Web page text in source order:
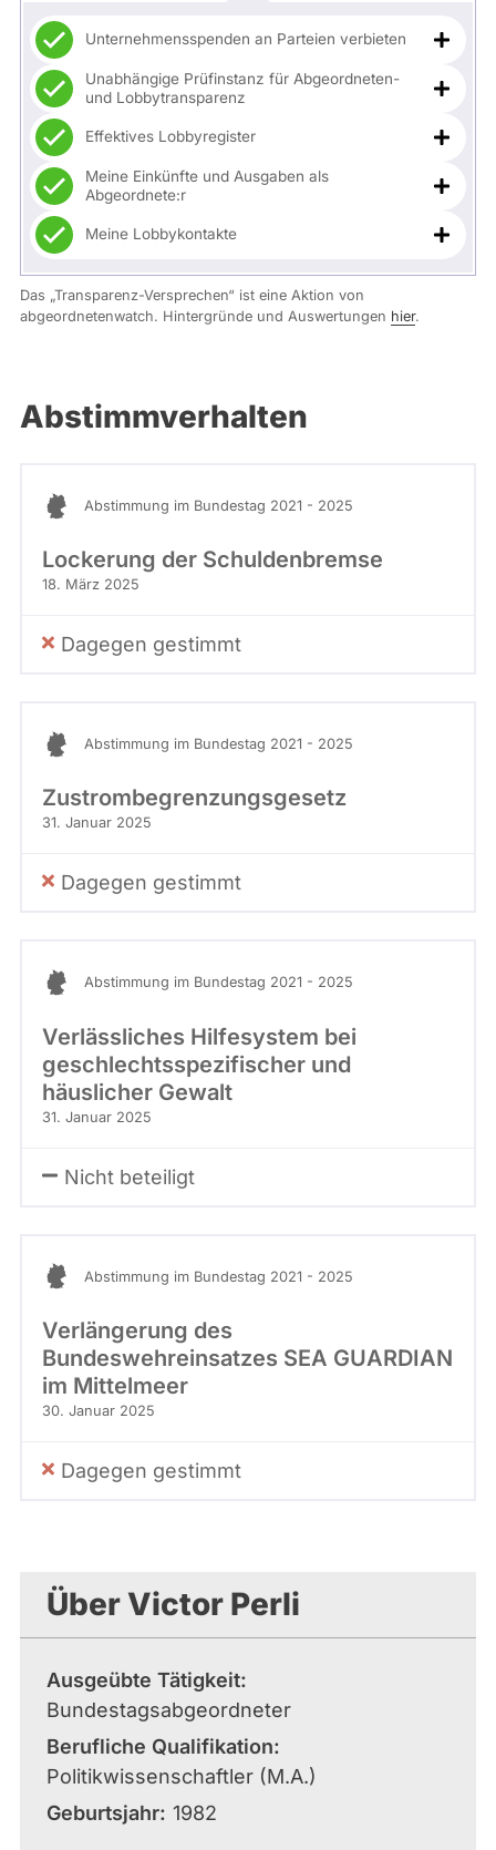
Unternehmensspenden an Parteien verbieten
Unabhängige Prüfinstanz für Abgeordneten-
und Lobbytransparenz
Effektives Lobbyregister
Meine Einkünfte und Ausgaben als
Abgeordnete:r
Meine Lobbykontakte
Das „Transparenz-Versprechen“ ist eine Aktion von
abgeordnetenwatch. Hintergründe und Auswertungen hier.
Abstimmverhalten
Abstimmung im Bundestag 2021 - 2025
Lockerung der Schuldenbremse
18. März 2025
Dagegen gestimmt
Abstimmung im Bundestag 2021 - 2025
Zustrombegrenzungsgesetz
31. Januar 2025
Dagegen gestimmt
Abstimmung im Bundestag 2021 - 2025
Verlässliches Hilfesystem bei
geschlechtsspezifischer und
häuslicher Gewalt
31. Januar 2025
Nicht beteiligt
Abstimmung im Bundestag 2021 - 2025
Verlängerung des
Bundeswehreinsatzes SEA GUARDIAN
im Mittelmeer
30. Januar 2025
Dagegen gestimmt
Über Victor Perli
Ausgeübte Tätigkeit
Bundestagsabgeordneter
Berufliche Qualifikation
Politikwissenschaftler (M.A.)
Geburtsjahr 1982